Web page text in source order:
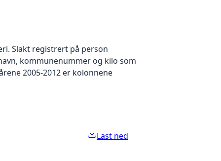
Slakt registrert på person
kommunenummer og kilo som
2005-2012 er kolonnene
Last ned